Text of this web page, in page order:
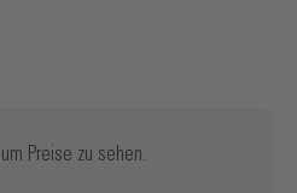
, um Preise zu sehen.